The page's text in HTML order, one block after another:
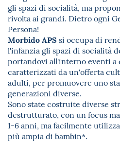
gli spazi di socialità, ma
rivolta ai grandi. Dietro ogni
Persona!
Morbido APS si occupa di
l'infanzia gli spazi di socialità
portandovi all'interno eventi a
caratterizzati da un'offerta
adulti, per promuovere uno
generazioni diverse.
Sono state costruite diverse
destrutturato, con un focus
1-6 anni, ma facilmente
più ampia di bambin*.